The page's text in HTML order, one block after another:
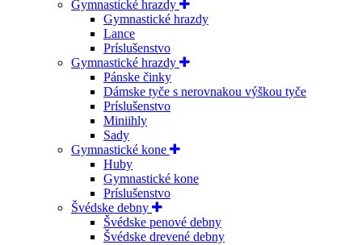
Gymnastické hrazdy
Gymnastické hrazdy
Lance
Príslušenstvo
Gymnastické hrazdy
Pánske činky
Dámske tyče s nerovnakou výškou tyče
Príslušenstvo
Miniihly
Sady
Gymnastické kone
Huby
Gymnastické kone
Príslušenstvo
Švédske debny
Švédske penové debny
Švédske drevené debny